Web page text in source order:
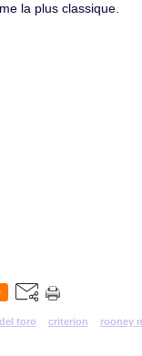
la plus classique.
toro criterion rooney